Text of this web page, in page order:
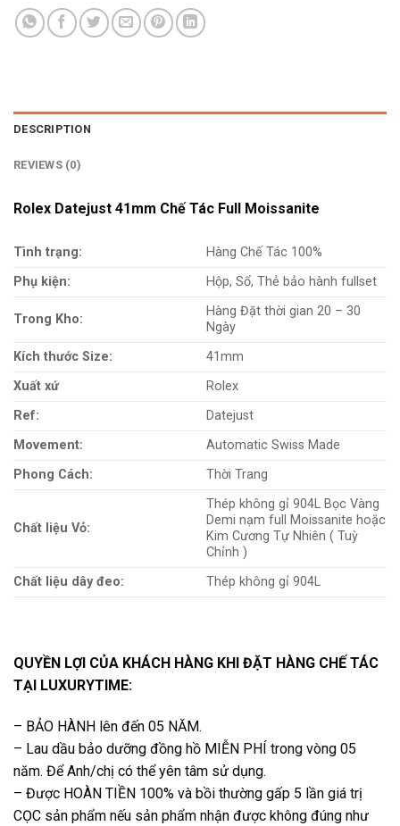
DESCRIPTION
REVIEWS (0)
Rolex Datejust 41mm Chế Tác Full Moissanite
Tình trạng:
Hàng Chế Tác 100%
Phụ kiện:
Hộp, Sổ, Thẻ bảo hành fullset
Trong Kho:
Hàng Đặt thời gian 20 – 30
Ngày
Kích thước Size:
41mm
Xuất xứ
Rolex
Ref:
Datejust
Movement:
Automatic Swiss Made
Phong Cách:
Thời Trang
Chất liệu Vỏ:
Thép không gỉ 904L Bọc Vàng
Demi nạm full Moissanite hoặc
Kim Cương Tự Nhiên ( Tuỳ
Chỉnh )
Chất liệu dây đeo:
Thép không gỉ 904L
QUYỀN LỢI CỦA KHÁCH HÀNG KHI ĐẶT HÀNG CHẾ TÁC
TẠI LUXURYTIME:
– BẢO HÀNH lên đến 05 NĂM.
– Lau dầu bảo dưỡng đồng hồ MIỄN PHÍ trong vòng 05
năm. Để Anh/chị có thể yên tâm sử dụng.
– Được HOÀN TIỀN 100% và bồi thường gấp 5 lần giá trị
CỌC sản phẩm nếu sản phẩm nhận được không đúng như